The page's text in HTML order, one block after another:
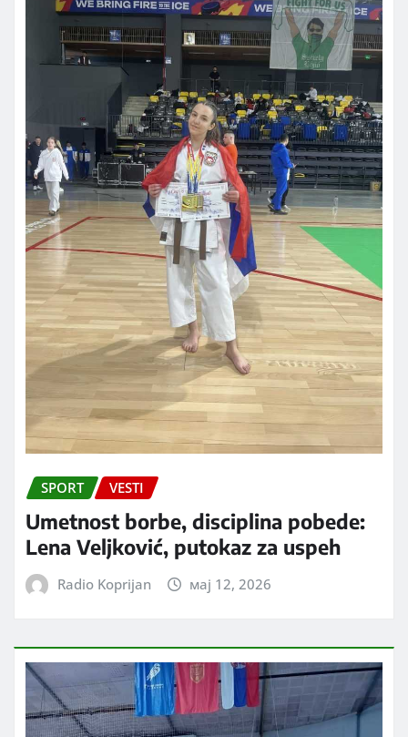
SPORT VESTI
Umetnost borbe, disciplina pobede:
Lena Veljković, putokaz za uspeh
Radio Koprijan мај 12, 2026